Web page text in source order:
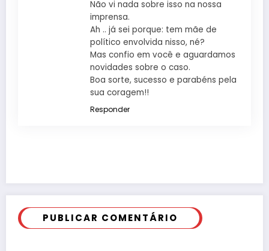
Não vi nada sobre isso na nossa
imprensa.
Ah .. já sei porque: tem mãe de
político envolvida nisso, né?
Mas confio em você e aguardamos
novidades sobre o caso.
Boa sorte, sucesso e parabéns pela
sua coragem!!
Responder
PUBLICAR COMENTÁRIO